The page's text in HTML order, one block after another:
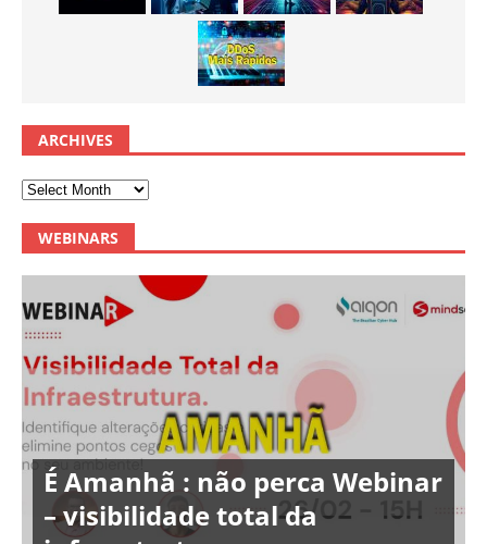
ARCHIVES
WEBINARS
É Amanhã : não perca Webinar
– visibilidade total da